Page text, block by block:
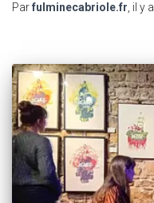
Parfulminecabriole.fr , il y a